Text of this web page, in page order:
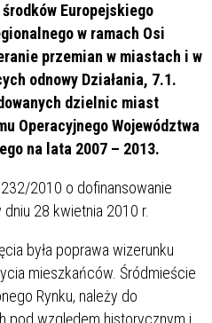
Europejskiego
w ramach Osi
przemian w miastach i w
odnowy Działania, 7.1.
dzielnic miast
Operacyjnego Województwa
na lata 2007 – 2013.
2010 o dofinansowanie
28 kwietnia 2010 r.
była poprawa wizerunku
mieszkańców. Śródmieście
Rynku, należy do
pod względem historycznym i